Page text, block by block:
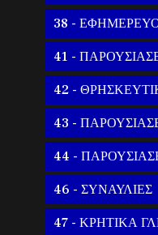
38 -
41 -
42 -
43 -
44 -
46 - ΣΥΝΑΥΛΙΕΣ
47 - ΚΡΗΤΙΚΑ